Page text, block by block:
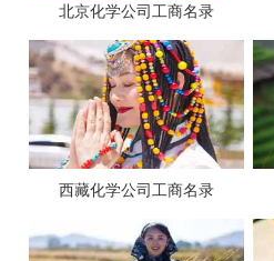
北京化学公司工商名录
西藏化学公司工商名录